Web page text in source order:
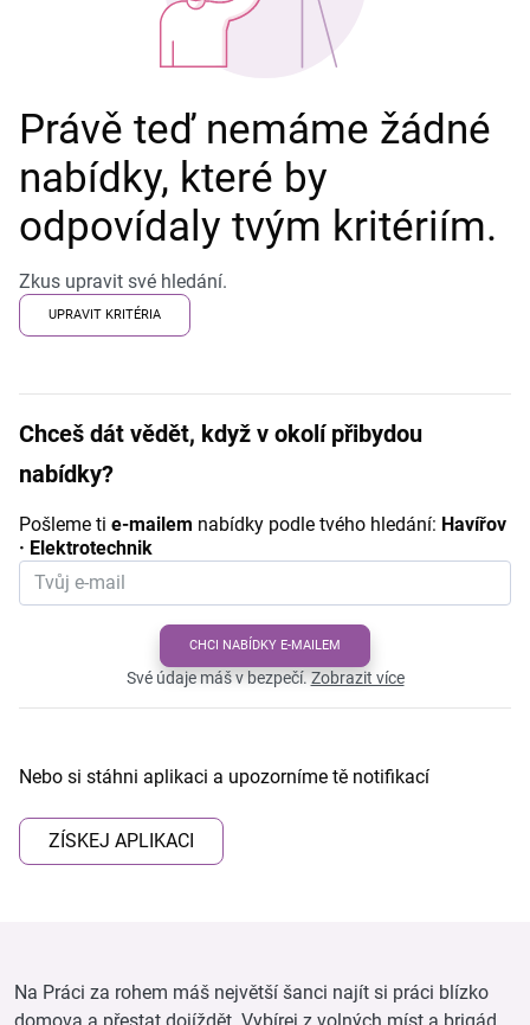
Právě teď nemáme žádné
nabídky, které by
odpovídaly tvým kritériím.
Zkus upravit své hledání.
UPRAVIT KRITÉRIA
Chceš dát vědět, když v okolí přibydou
nabídky?
Pošleme ti e-mailem nabídky podle tvého hledání: Havířov
· Elektrotechnik
CHCI NABÍDKY E-MAILEM
Své údaje máš v bezpečí.Zobrazit více
Nebo si stáhni aplikaci a upozorníme tě notifikací
ZÍSKEJ APLIKACI
Na Práci za rohem máš největší šanci najít si práci blízko
domova a přestat dojíždět. Vybírej z volných míst a brigád